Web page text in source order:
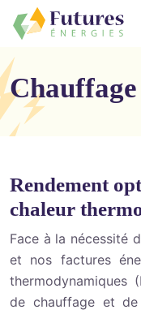
Rendement
chaleur
Face à la nécessité
et nos factures
thermodynamiques
de chauffage et